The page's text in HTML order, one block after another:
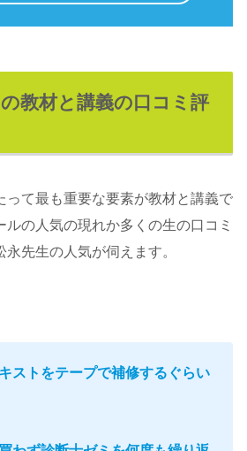
教材と講義の口コミ評
って最も重要な要素が教材と講義で
の人気の現れか多くの生の口コミ
先生の人気が伺えます。
ストをテープで補修するぐらい